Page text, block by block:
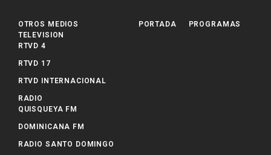
OTROS MEDIOS
TELEVISION
RTVD 4
RTVD 17
RTVD INTERNACIONAL
RADIO
QUISQUEYA FM
DOMINICANA FM
RADIO SANTO DOMINGO
PORTADA PROGRAMAS